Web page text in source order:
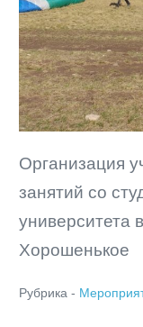
Организация
занятий со
университета
Хорошенькое
Рубрика -